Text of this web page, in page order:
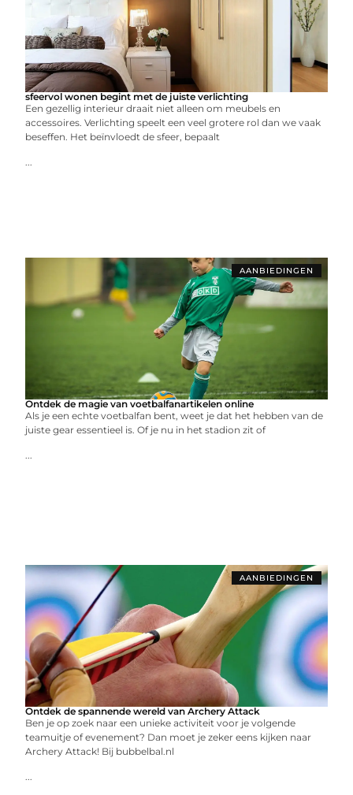
sfeervol wonen begint met de juiste verlichting
Een gezellig interieur draait niet alleen om meubels en
accessoires. Verlichting speelt een veel grotere rol dan we vaak
beseffen. Het beïnvloedt de sfeer, bepaalt
...
AANBIEDINGEN
Ontdek de magie van voetbalfanartikelen online
Als je een echte voetbalfan bent, weet je dat het hebben van de
juiste gear essentieel is. Of je nu in het stadion zit of
...
AANBIEDINGEN
Ontdek de spannende wereld van Archery Attack
Ben je op zoek naar een unieke activiteit voor je volgende
teamuitje of evenement? Dan moet je zeker eens kijken naar
Archery Attack! Bij bubbelbal.nl
...